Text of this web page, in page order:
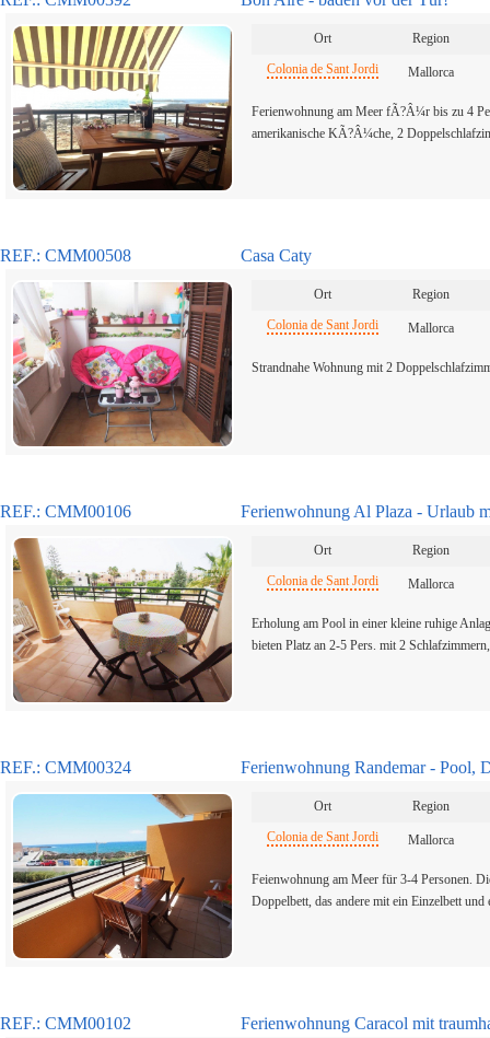
Region
Ort
Mallorca
Colonia de Sant Jordi
Ferienwohnung am Meer fÃ?Â¼r bis zu 4
amerikanische KÃ?Â¼che, 2
REF.: CMM00508 Casa Caty
Region
Ort
Mallorca
Colonia de Sant Jordi
Strandnahe Wohnung mit 2
REF.: CMM00106 Ferienwohnung Al Plaza - Urlaub
Region
Ort
Mallorca
Colonia de Sant Jordi
Erholung am Pool in einer kleine ruhige
bieten Platz an 2-5 Pers. mit 2
REF.: CMM00324 Ferienwohnung Randemar - Pool,
Region
Ort
Mallorca
Colonia de Sant Jordi
Feienwohnung am Meer für 3-4 Personen.
Doppelbett, das andere mit ein Einzelbett
REF.: CMM00102 Ferienwohnung Caracol mit